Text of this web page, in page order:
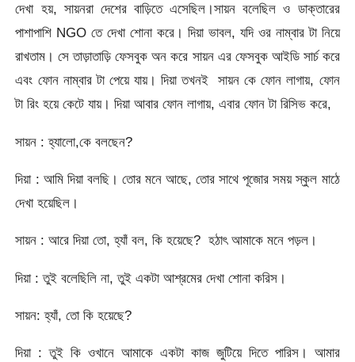
দেখা হয়, সায়নরা দেশের বাড়িতে এসেছিল।সায়ন বলেছিল ও ডাক্তারের
পাশাপাশি NGO তে দেখা শোনা করে। দিয়া ভাবল, যদি ওর নাম্বার টা নিয়ে
রাখতাম। সে তাড়াতাড়ি ফেসবুক অন করে সায়ন এর ফেসবুক আইডি সার্চ করে
এবং ফোন নাম্বার টা পেয়ে যায়। দিয়া তখনই সায়ন কে ফোন লাগায়, ফোন
টা রিং হয়ে কেটে যায়। দিয়া আবার ফোন লাগায়, এবার ফোন টা রিসিভ করে,
সায়ন : হ্যালো,কে বলছেন?
দিয়া : আমি দিয়া বলছি। তোর মনে আছে, তোর সাথে পূজোর সময় স্কুল মাঠে
দেখা হয়েছিল।
সায়ন : আরে দিয়া তো, হ্যাঁ বল, কি হয়েছে? হঠাৎ আমাকে মনে পড়ল।
দিয়া : তুই বলেছিলি না, তুই একটা আশ্রমের দেখা শোনা করিস।
সায়ন: হ্যাঁ, তো কি হয়েছে?
দিয়া : তুই কি ওখানে আমাকে একটা কাজ জুটিয়ে দিতে পারিস। আমার